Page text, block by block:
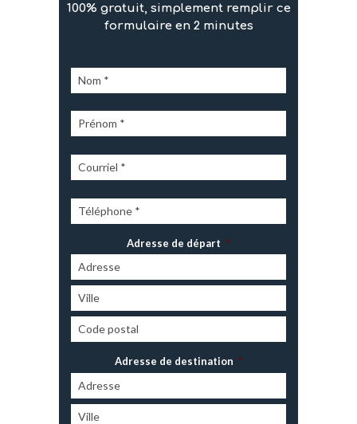
100% gratuit, simplement remplir ce
formulaire en 2 minutes
Adresse de départ *
Adresse de destination *